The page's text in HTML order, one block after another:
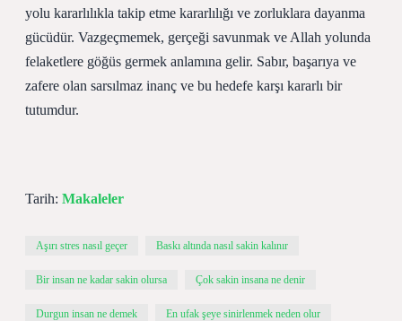
yolu kararlılıkla takip etme kararlılığı ve zorluklara dayanma
gücüdür. Vazgeçmemek, gerçeği savunmak ve Allah yolunda
felaketlere göğüs germek anlamına gelir. Sabır, başarıya ve
zafere olan sarsılmaz inanç ve bu hedefe karşı kararlı bir
tutumdur.
Tarih: Makaleler
Aşırı stres nasıl geçer Baskı altında nasıl sakin kalınır
Bir insan ne kadar sakin olursa Çok sakin insana ne denir
Durgun insan ne demek En ufak şeye sinirlenmek neden olur